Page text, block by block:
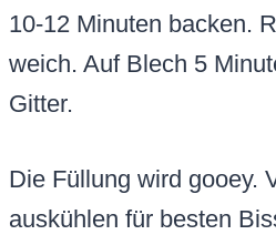
10-12 Minuten backen.
weich. Auf Blech 5
Gitter.
Die Füllung wird gooey.
auskühlen für besten